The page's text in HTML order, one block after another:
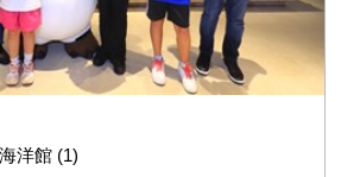
洋館 (1)